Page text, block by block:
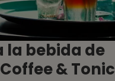
la bebida de
& Tonic